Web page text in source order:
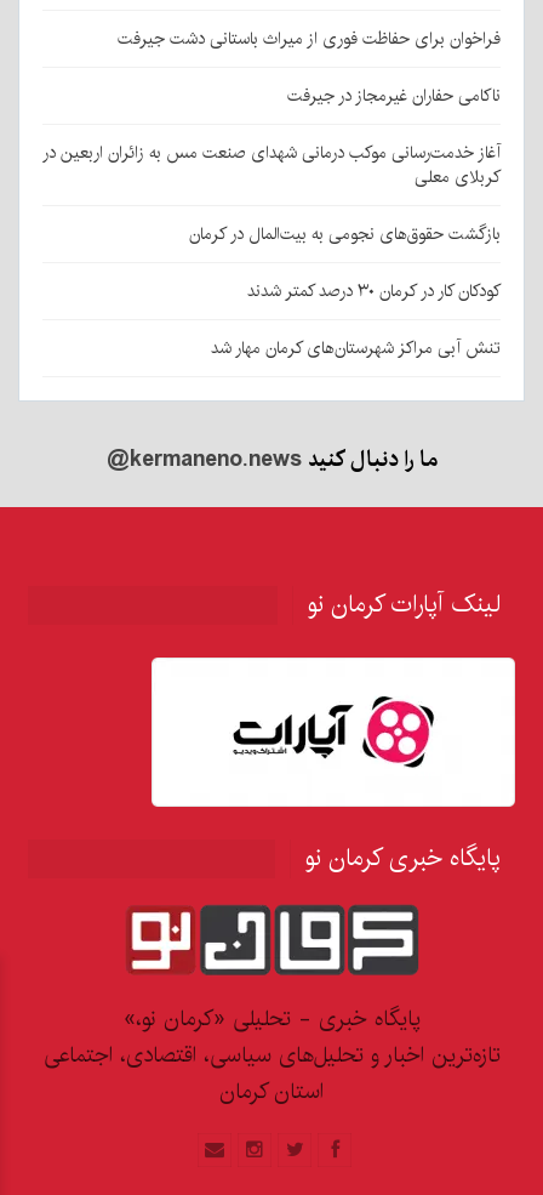
فراخوان برای حفاظت فوری از میراث باستانی دشت جیرفت
ناکامی حفاران غیرمجاز در جیرفت
آغاز خدمت‌رسانی موکب درمانی شهدای صنعت مس به زائران اربعین در
کربلای معلی
بازگشت حقوق‌های نجومی به بیت‌المال در کرمان
کودکان کار در کرمان ۳۰ درصد کمتر شدند
تنش آبی مراکز شهرستان‌های کرمان مهار شد
ما را دنبال کنید@kermaneno.news
لینک آپارات کرمان نو
پایگاه خبری کرمان نو
پایگاه خبری - تحلیلی «کرمان نو،»
تازه‌ترین اخبار و تحلیل‌های سیاسی، اقتصادی، اجتماعی
استان کرمان